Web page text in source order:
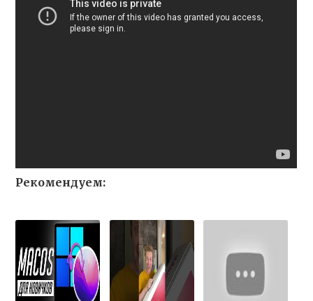
Рекомендуем: